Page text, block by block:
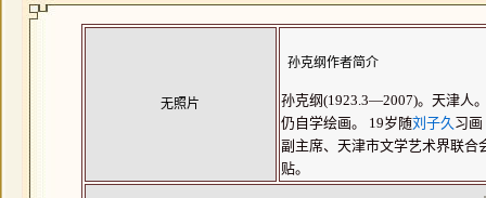
无照片
孙克纲作者简介
孙克纲(1923.3—2007)。天津人
仍自学绘画。 19岁随刘子久 习
副主席、天津市文学艺术界联合
贴。